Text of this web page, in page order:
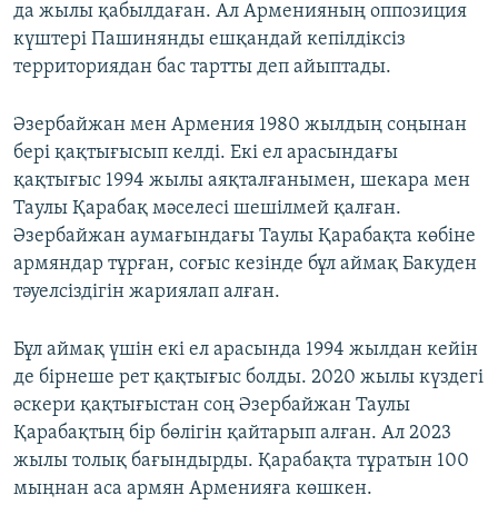
да жылы қабылдаған. Ал Арменияның оппозиция
күштері Пашинянды ешқандай кепілдіксіз
территориядан бас тартты деп айыптады.
Әзербайжан мен Армения 1980 жылдың соңынан
бері қақтығысып келді. Екі ел арасындағы
қақтығыс 1994 жылы аяқталғанымен, шекара мен
Таулы Қарабақ мәселесі шешілмей қалған.
Әзербайжан аумағындағы Таулы Қарабақта көбіне
армяндар тұрған, соғыс кезінде бұл аймақ Бакуден
тәуелсіздігін жариялап алған.
Бұл аймақ үшін екі ел арасында 1994 жылдан кейін
де бірнеше рет қақтығыс болды. 2020 жылы күздегі
әскери қақтығыстан соң Әзербайжан Таулы
Қарабақтың бір бөлігін қайтарып алған. Ал 2023
жылы толық бағындырды. Қарабақта тұратын 100
мыңнан аса армян Арменияға көшкен.